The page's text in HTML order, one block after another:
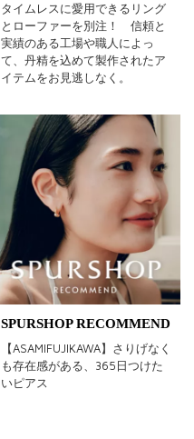
タイムレスに愛用できるリング
とローファーを別注！ 信頼と
実績のある工場や職人によっ
て、丹精を込めて製作されたア
イテムをお見逃しなく。
SPURSHOP RECOMMEND
【ASAMIFUJIKAWA】さりげなく
も存在感がある、365日つけた
いピアス